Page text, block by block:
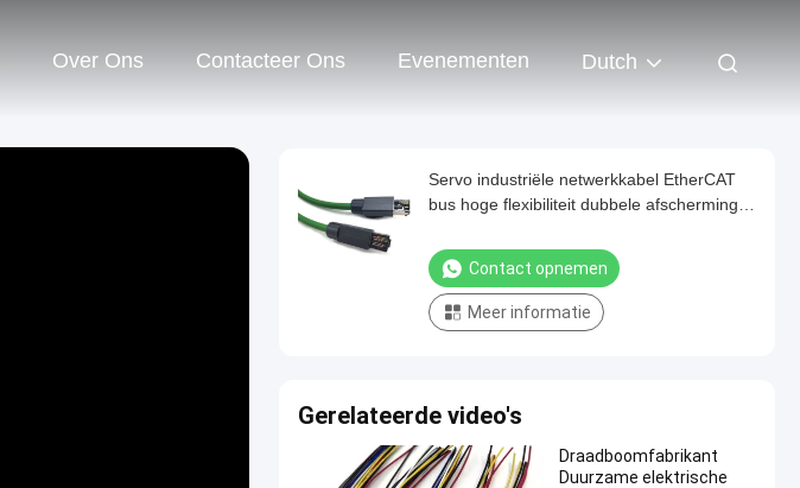
Over Ons Contacteer Ons Evenementen Dutch
Servo industriële netwerkkabel EtherCAT
bus hoge flexibiliteit dubbele afscherming
Contact opnemen
Meer informatie
Gerelateerde video's
Draadboomfabrikant
Duurzame elektrische